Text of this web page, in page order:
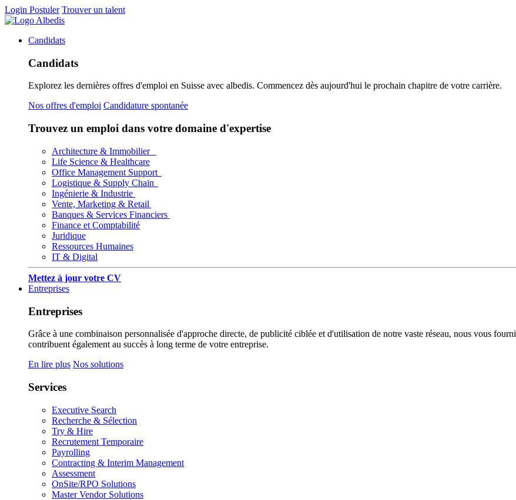
Login Postuler Trouver un talent
Candidats
Candidats
Explorez les dernières offres d'emploi en Suisse avec albedis. Commencez dès aujourd'hui le prochain chapitre de votre carrière.
Nos offres d'emploi Candidature spontanée
Trouvez un emploi dans votre domaine d'expertise
Architecture & Immobilier
Life Science & Healthcare
Office Management Support
Logistique & Supply Chain
Ingénierie & Industrie
Vente, Marketing & Retail
Banques & Services Financiers
Finance et Comptabilité
Juridique
Ressources Humaines
IT & Digital
Mettez à jour votre CV
Entreprises
Entreprises
Grâce à une combinaison personnalisée d'approche directe, de publicité ciblée et d'utilisation de notre vaste réseau, nous vous
contribuent également au succès à long terme de votre entreprise.
En lire plus Nos solutions
Services
Executive Search
Recherche & Sélection
Try & Hire
Recrutement Temporaire
Payrolling
Contracting & Interim Management
Assessment
OnSite/RPO Solutions
Master Vendor Solutions